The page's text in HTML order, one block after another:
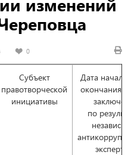
0
Субъект
правотворческой
инициативы
Дата начала
окончания
по